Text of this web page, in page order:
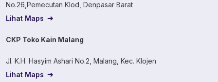
No.26,Pemecutan Klod, Denpasar Barat
Lihat Maps
CKP Toko Kain Malang
Jl. K.H. Hasyim Ashari No.2, Malang, Kec. Klojen
Lihat Maps